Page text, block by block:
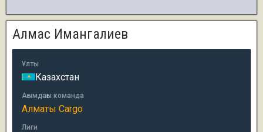
Алмас Имангалиев
Ұлты
Казахстан
Ағымдағы команда
Алматы Cargo
Лиги